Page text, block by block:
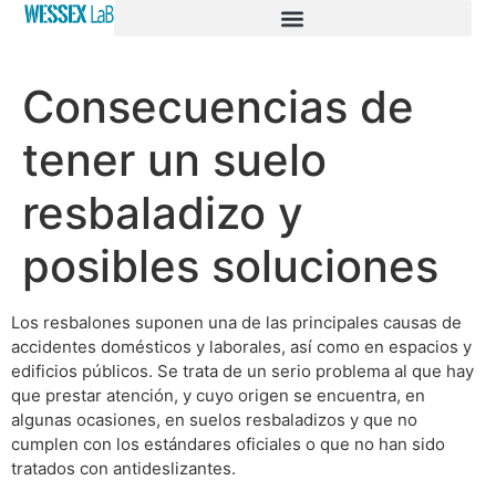
Consecuencias de
tener un suelo
resbaladizo y
posibles soluciones
Los resbalones suponen una de las principales causas de
accidentes domésticos y laborales, así como en espacios y
edificios públicos. Se trata de un serio problema al que hay
que prestar atención, y cuyo origen se encuentra, en
algunas ocasiones, en suelos resbaladizos y que no
cumplen con los estándares oficiales o que no han sido
tratados con antideslizantes.